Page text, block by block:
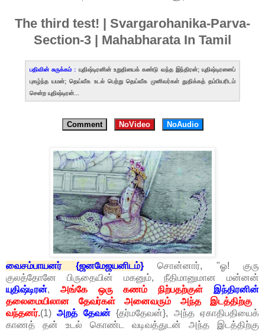
The third test! | Svargarohanika-Parva-
Section-3 | Mahabharata In Tamil
பதிவின் சுருக்கம் : யுதிஷ்டிரனின் உறுதியைக் கண்டு வந்த இந்திரன்; யுதிஷ்டிரனைப்
புகழ்ந்த யமன்; தெய்வீக உடல் பெற்று தெய்வீக முனிவர்கள் துதிக்கத் தம்பியரிடம்
சென்ற யுதிஷ்டிரன்...
Comment NoVideo NoAudio
வைசம்பாயனர் {ஜனமேஜயனிடம்}சொன்னார், "ஓ! குரு
குலத்தோனே பிருதையின் மகனும், நீதிமானுமான மன்னன்
யுதிஷ்டிரன், அங்கே ஒரு கணம் நிற்பதற்குள்இந்திரனின்
தலைமையிலான தேவர்கள் அனைவரும் அந்த இடத்திற்கு
வந்தனர்.(1)அறத் தேவன்{தர்மதேவன்}, அந்த ஏகாதிபதியைக்
காணத் தன் உடல் கொண்ட வடிவத்துடன் அந்த இடத்திற்கு